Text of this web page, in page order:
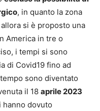
, in quanto la zona
si è proposto una
America in tre o
i tempi si sono
di Covid19 fino ad
sono diventato
il 18 aprile 2023
hanno dovuto